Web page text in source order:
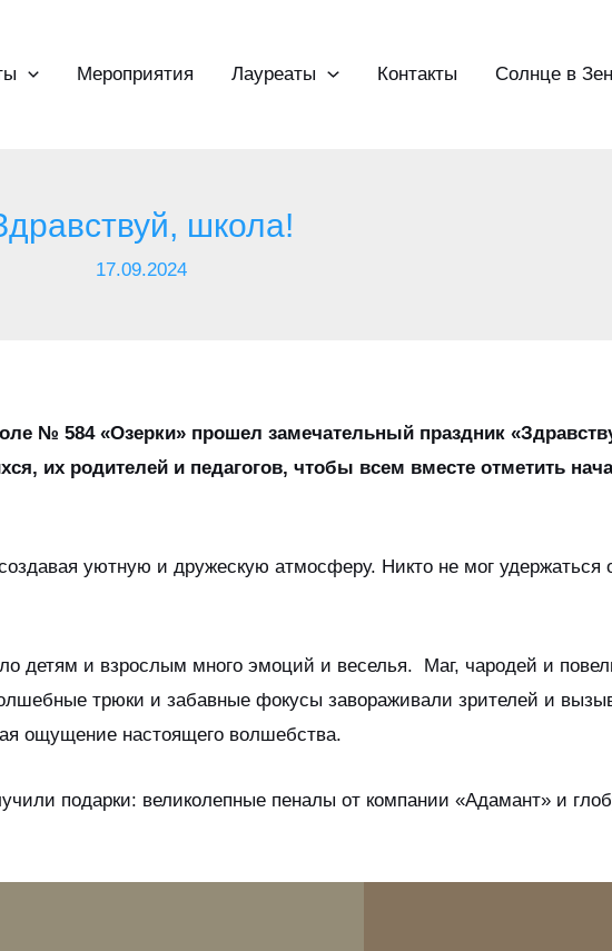
Мероприятия Лауреаты Контакты Солнце в
школа!
17.09.2024
№ 584 «Озерки» прошел замечательный праздник
их родителей и педагогов, чтобы всем вместе отметить
уютную и дружескую атмосферу. Никто не мог удержаться
детям и взрослым много эмоций и веселья. Маг, чародей и
трюки и забавные фокусы завораживали зрителей и
ощущение настоящего волшебства.
подарки: великолепные пеналы от компании «Адамант» и